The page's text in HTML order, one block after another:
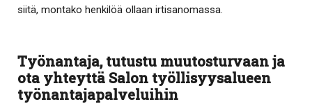
siitä, montako henkilöä ollaan irtisanomassa.
Työnantaja, tutustu muutosturvaan ja
ota yhteyttä Salon työllisyysalueen
työnantajapalveluihin